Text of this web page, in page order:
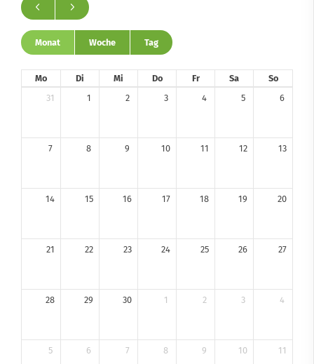
Monat Woche Tag
Mo Di Mi Do Fr Sa
So
31
1 2 3 4 5 6
7 8 9 10 11 12 13
14 15 16 17 18 19 20
21 22 23 24 25 26 27
28 29 30 1 2 3 4
5 6 7 8 9 10 11